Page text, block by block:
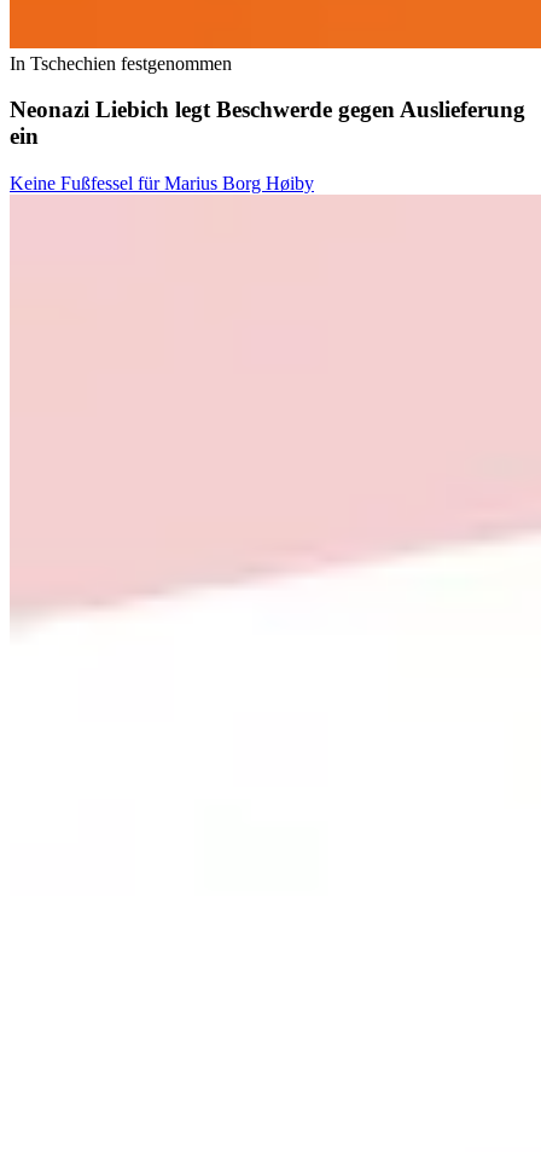
In Tschechien festgenommen
Neonazi Liebich legt Beschwerde gegen Auslieferung
ein
Keine Fußfessel für Marius Borg Høiby